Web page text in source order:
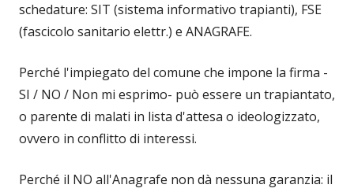
schedature: SIT (sistema informativo trapianti), FSE
(fascicolo sanitario elettr.) e ANAGRAFE.
Perché l'impiegato del comune che impone la firma -
SI / NO / Non mi esprimo- può essere un trapiantato,
o parente di malati in lista d'attesa o ideologizzato,
ovvero in conflitto di interessi.
Perché il NO all'Anagrafe non dà nessuna garanzia: il